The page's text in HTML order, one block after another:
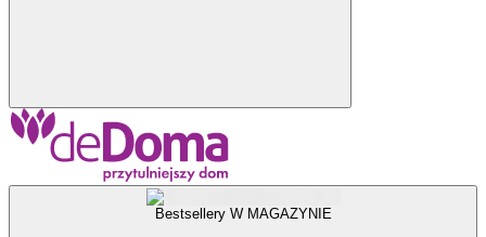
Bestsellery W MAGAZYNIE